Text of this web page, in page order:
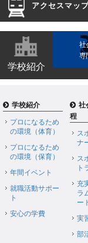
アクセスマッ
学校紹介
社
専
学校紹介
プロになるため
の環境（体育）
プロになるため
の環境（保育）
年間イベント
就職活動サポー
ト
安心の学費
社
程
ス
ナ
ス
ト
充
ラ
ー
実
部